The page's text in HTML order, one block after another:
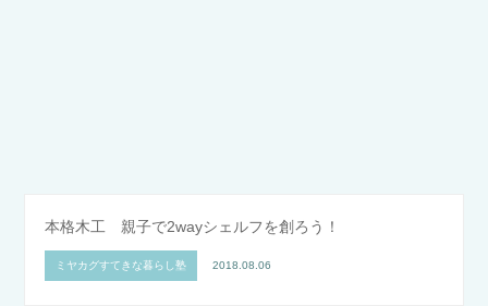
本格木工 親子で2wayシェルフを創ろう！
ミヤカグすてきな暮らし塾 2018.08.06